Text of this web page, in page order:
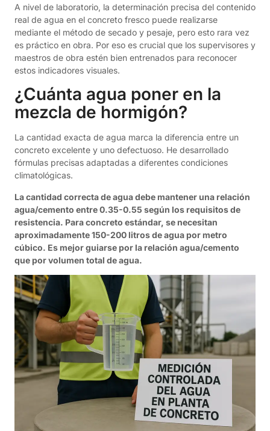
A nivel de laboratorio, la determinación precisa del contenido
real de agua en el concreto fresco puede realizarse
mediante el método de secado y pesaje, pero esto rara vez
es práctico en obra. Por eso es crucial que los supervisores y
maestros de obra estén bien entrenados para reconocer
estos indicadores visuales.
¿Cuánta agua poner en la
mezcla de hormigón?
La cantidad exacta de agua marca la diferencia entre un
concreto excelente y uno defectuoso. He desarrollado
fórmulas precisas adaptadas a diferentes condiciones
climatológicas.
La cantidad correcta de agua debe mantener una relación
agua/cemento entre 0.35-0.55 según los requisitos de
resistencia. Para concreto estándar, se necesitan
aproximadamente 150-200 litros de agua por metro
cúbico. Es mejor guiarse por la relación agua/cemento
que por volumen total de agua.